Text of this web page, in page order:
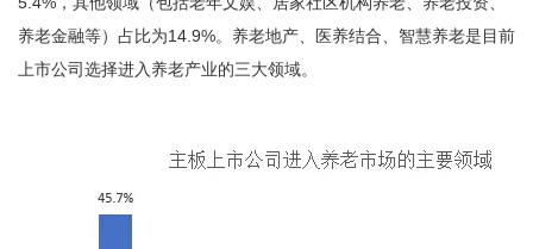
养老金融等）占比为14.9%。养老地产、医养结合、智慧养老是目前
上市公司选择进入养老产业的三大领域。